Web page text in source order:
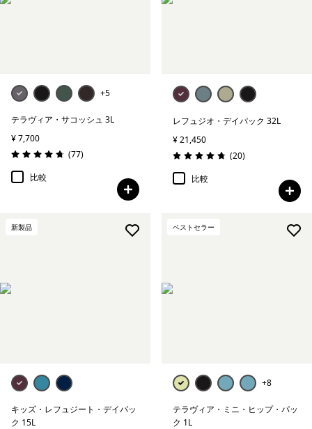
+5
テラヴィア・サコッシュ 3L
¥ 7,700
評価: 4.7 / 5
(77レビュー
)
比較
レフュジオ・デイパック 32L
¥ 21,450
評価: 4.8 / 5
(20レビュー
)
比較
新製品
キッズ・レフュジート・デイパッ
ク 15L
ベストセラー
+8
テラヴィア・ミニ・ヒップ・パッ
ク 1L